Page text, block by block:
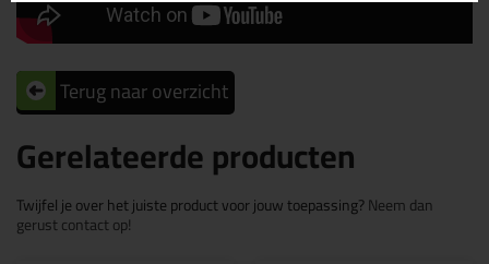
Terug naar overzicht
Gerelateerde producten
Twijfel je over het juiste product voor jouw toepassing?Neem dan
gerust contact op!